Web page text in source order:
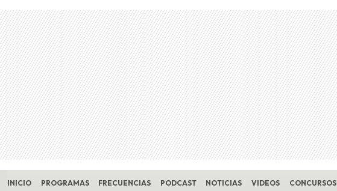
Skip to main content
INICIO PROGRAMAS FRECUENCIAS PODCAST NOTICIAS VIDEOS CONCURSOS